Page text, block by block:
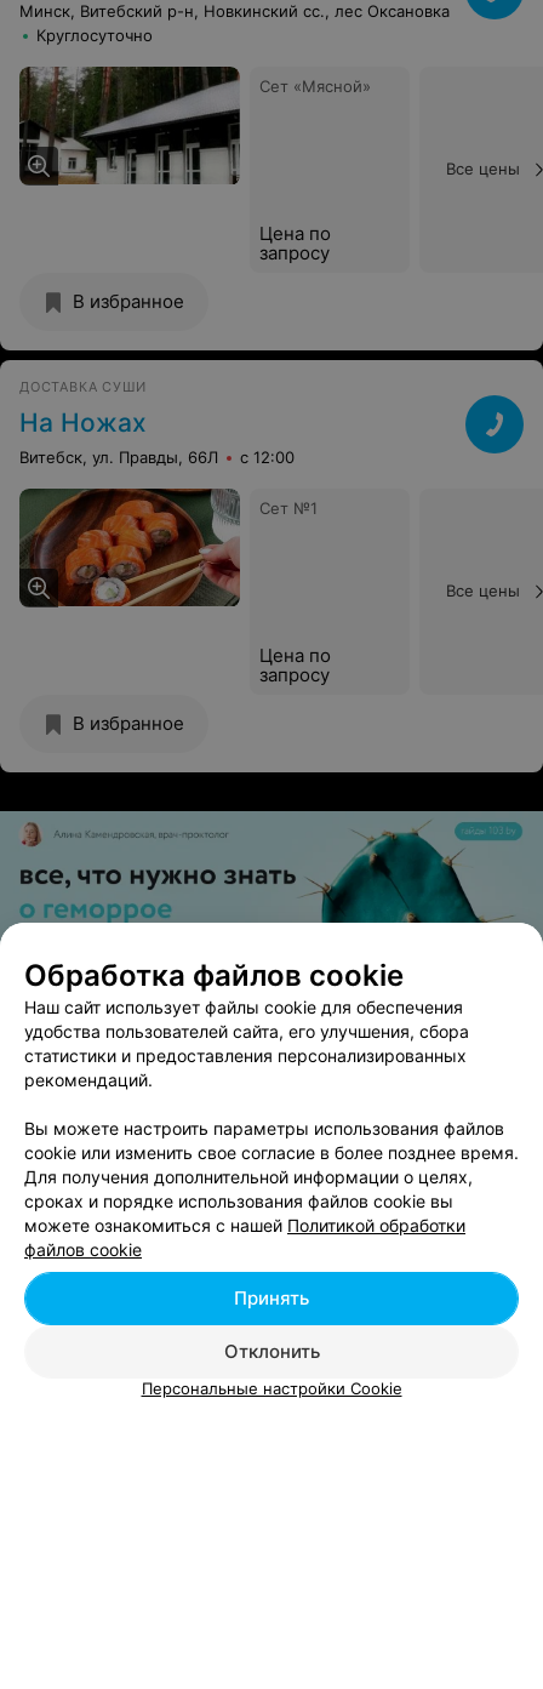
Минск, Витебский р-н, Новкинский cc., лес Оксановка
Круглосуточно
Сет «Мясной»
Цена по
запросу
Все цены
В избранное
ДОСТАВКА СУШИ
На Ножах
Витебск, ул. Правды, 66Л с 12:00
Сет №1
Цена по
запросу
Все цены
В избранное
ЭФФЕКТИВНАЯ РЕКЛАМА НА САЙТЕ
Вам будет интересно
Необычные места на Новый год в Витебске
Кафе со шведским столом в Витебске
Летнее меню в Витебске
Обработка файлов cookie
Наш сайт использует файлы cookie для обеспечения
удобства пользователей сайта, его улучшения, сбора
статистики и предоставления персонализированных
рекомендаций.
Вы можете настроить параметры использования файлов
cookie или изменить свое согласие в более позднее время.
Для получения дополнительной информации о целях,
сроках и порядке использования файлов cookie вы
можете ознакомиться с нашей Политикой обработки
файлов cookie
Отклонить
Принять
Персональные настройки Cookie